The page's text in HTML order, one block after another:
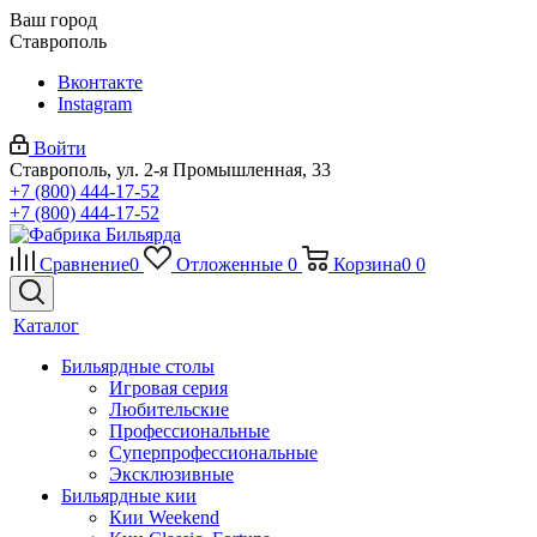
Ваш город
Ставрополь
Вконтакте
Instagram
Войти
Ставрополь, ул. 2-я Промышленная, 33
+7 (800) 444-17-52
+7 (800) 444-17-52
Сравнение0 Отложенные 0 Корзина0 0
Каталог
Бильярдные столы
Игровая серия
Любительские
Профессиональные
Суперпрофессиональные
Эксклюзивные
Бильярдные кии
Кии Weekend